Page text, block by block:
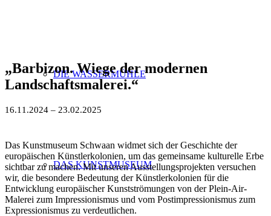
DIE WASSERMÜHLE
DAS KUNSTMUSEUM
„Barbizon. Wiege der modernen
Landschaftsmalerei.“
16.11.2024 – 23.02.2025
Das Kunstmuseum Schwaan widmet sich der Geschichte der
europäischen Künstlerkolonien, um das gemeinsame kulturelle Erbe
sichtbar zu machen. Mit unseren Ausstellungsprojekten versuchen
wir, die besondere Bedeutung der Künstlerkolonien für die
Entwicklung europäischer Kunstströmungen von der Plein-Air-
Malerei zum Impressionismus und vom Postimpressionismus zum
Expressionismus zu verdeutlichen.